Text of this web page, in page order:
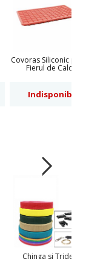
Covoras Siliconic
Fierul de Calcat
Indisponibil
Chinga si Tridenti